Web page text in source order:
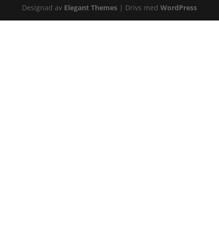
Designad av Elegant Themes| Drivs med WordPress